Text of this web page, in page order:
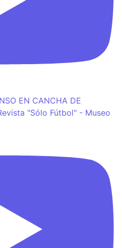
EN CANCHA DE
"Sólo Fútbol" - Museo